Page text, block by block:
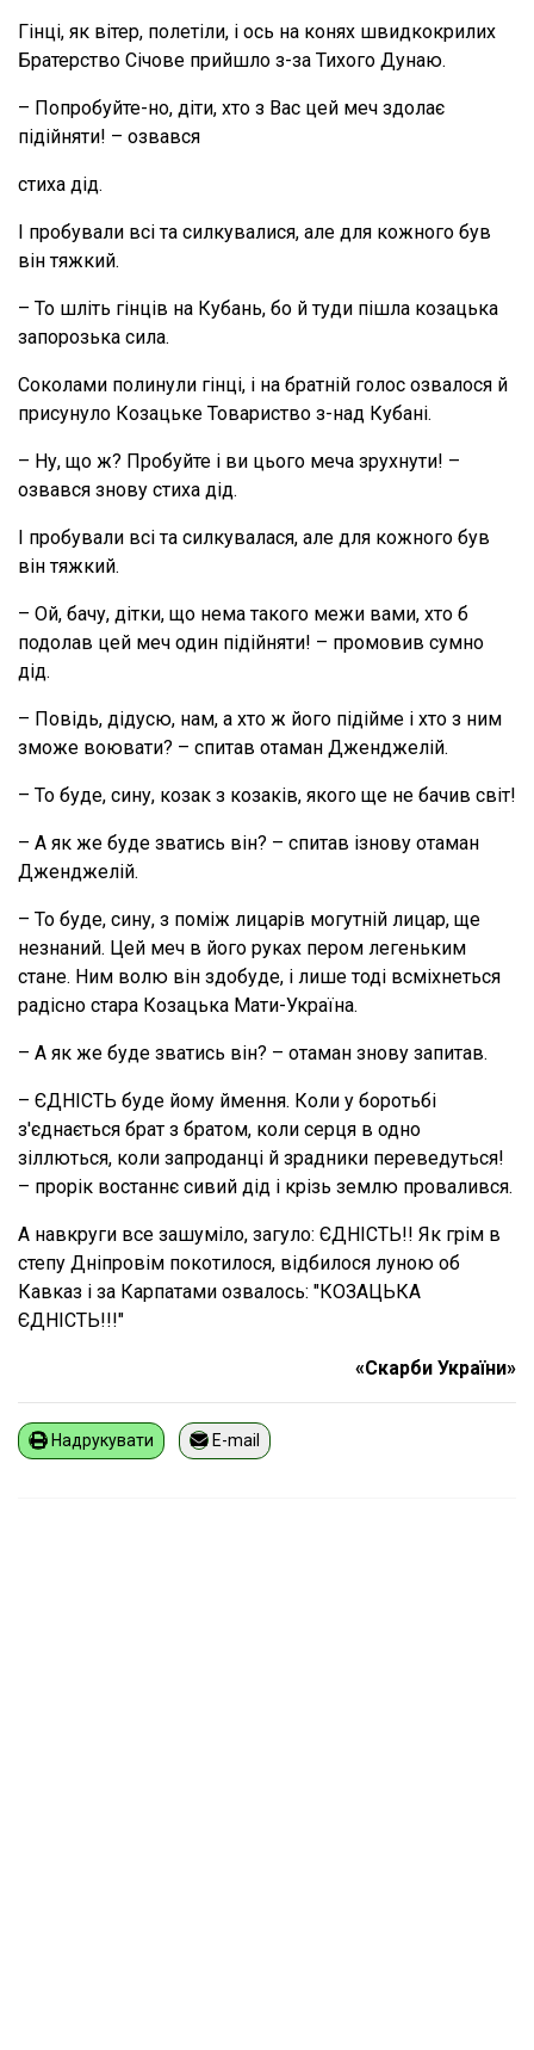
Гінці, як вітер, полетіли, і ось на конях швидкокрилих
Братерство Січове прийшло з-за Тихого Дунаю.
– Попробуйте-но, діти, хто з Вас цей меч здолає
підійняти! – озвався
стиха дід.
І пробували всі та силкувалися, але для кожного був
він тяжкий.
– То шліть гінців на Кубань, бо й туди пішла козацька
запорозька сила.
Соколами полинули гінці, і на братній голос озвалося й
присунуло Козацьке Товариство з-над Кубані.
– Ну, що ж? Пробуйте і ви цього меча зрухнути! –
озвався знову стиха дід.
І пробували всі та силкувалася, але для кожного був
він тяжкий.
– Ой, бачу, дітки, що нема такого межи вами, хто б
подолав цей меч один підійняти! – промовив сумно
дід.
– Повідь, дідусю, нам, а хто ж його підійме і хто з ним
зможе воювати? – спитав отаман Дженджелій.
– То буде, сину, козак з козаків, якого ще не бачив світ!
– А як же буде зватись він? – спитав ізнову отаман
Дженджелій.
– То буде, сину, з поміж лицарів могутній лицар, ще
незнаний. Цей меч в його руках пером легеньким
стане. Ним волю він здобуде, і лише тоді всміхнеться
радісно стара Козацька Мати-Україна.
– А як же буде зватись він? – отаман знову запитав.
– ЄДНІСТЬ буде йому ймення. Коли у боротьбі
з'єднається брат з братом, коли серця в одно
зіллються, коли запроданці й зрадники переведуться!
– прорік востаннє сивий дід і крізь землю провалився.
А навкруги все зашуміло, загуло: ЄДНІСТЬ!! Як грім в
степу Дніпровім покотилося, відбилося луною об
Кавказ і за Карпатами озвалось: "КОЗАЦЬКА
ЄДНІСТЬ!!!"
«Скарби України»
Надрукувати E-mail